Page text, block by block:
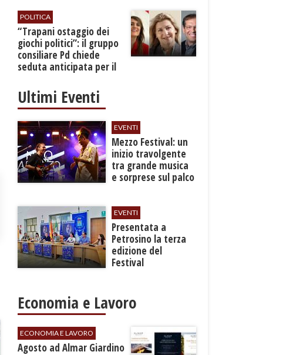
POLITICA
​“Trapani ostaggio dei
giochi politici”: il gruppo
consiliare Pd chiede
seduta anticipata per il
Ultimi Eventi
EVENTI
Mezzo Festival: un
inizio travolgente
tra grande musica
e sorprese sul palco
EVENTI
Presentata a
Petrosino la terza
edizione del
Festival
"Voci dal
Mediterraneo"
Economia e Lavoro
ECONOMIA E LAVORO
Agosto ad Almar Giardino